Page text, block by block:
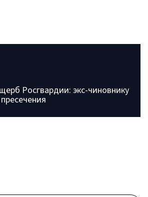
Росгвардии: экс-чиновнику